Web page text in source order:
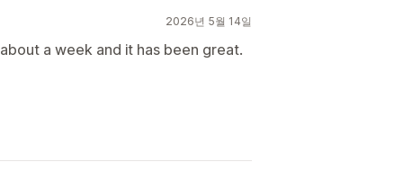
2026년 5월 14일
a week and it has been great.